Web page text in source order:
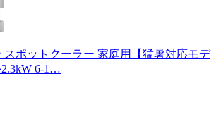
スポットクーラー 家庭用【猛暑対応モデ
6-1…